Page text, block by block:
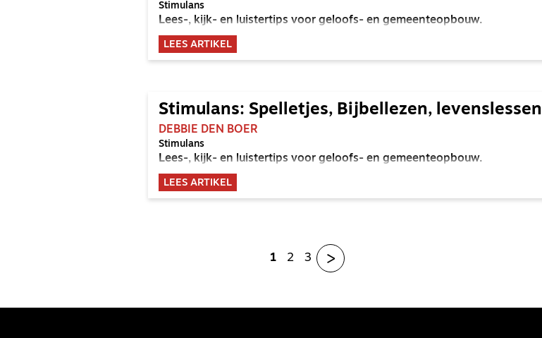
Stimulans
Lees-, kijk- en luistertips voor geloofs- en gemeenteopbouw.
LEES ARTIKEL
Stimulans: Spelletjes, Bijbellezen, levenslessen
DEBBIE DEN BOER
Stimulans
Lees-, kijk- en luistertips voor geloofs- en gemeenteopbouw.
LEES ARTIKEL
1 2 3 >